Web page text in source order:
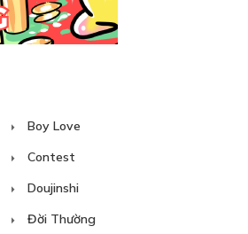
Boy Love
Contest
Doujinshi
Đời Thường